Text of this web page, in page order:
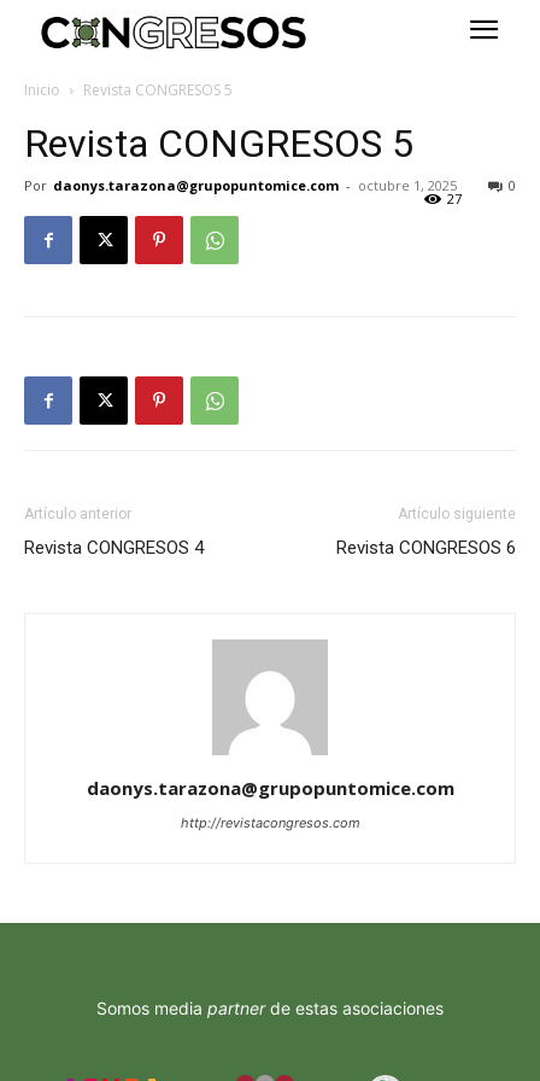
Inicio Revista CONGRESOS 5
Revista CONGRESOS 5
Por daonys.tarazona@grupopuntomice.com - octubre 1, 2025 0
27
Artículo anterior
Revista CONGRESOS 4
Artículo siguiente
Revista CONGRESOS 6
daonys.tarazona@grupopuntomice.com
http://revistacongresos.com
Somos media partnerde estas asociaciones